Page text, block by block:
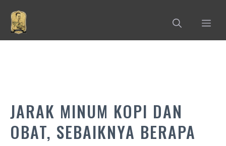
content
JARAK MINUM KOPI DAN
OBAT, SEBAIKNYA BERAPA